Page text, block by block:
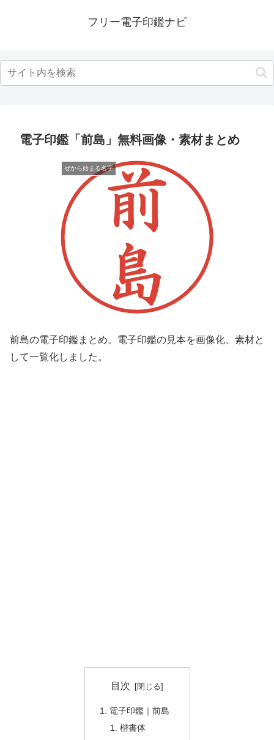
フリー電子印鑑ナビ
電子印鑑「前島」無料画像・素材まとめ
ぜから始まる名字
前島の電子印鑑まとめ。電子印鑑の見本を画像化、素材と
して一覧化しました。
目次
電子印鑑｜前島
楷書体